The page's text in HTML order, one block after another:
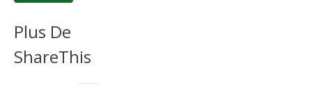
Plus De
ShareThis